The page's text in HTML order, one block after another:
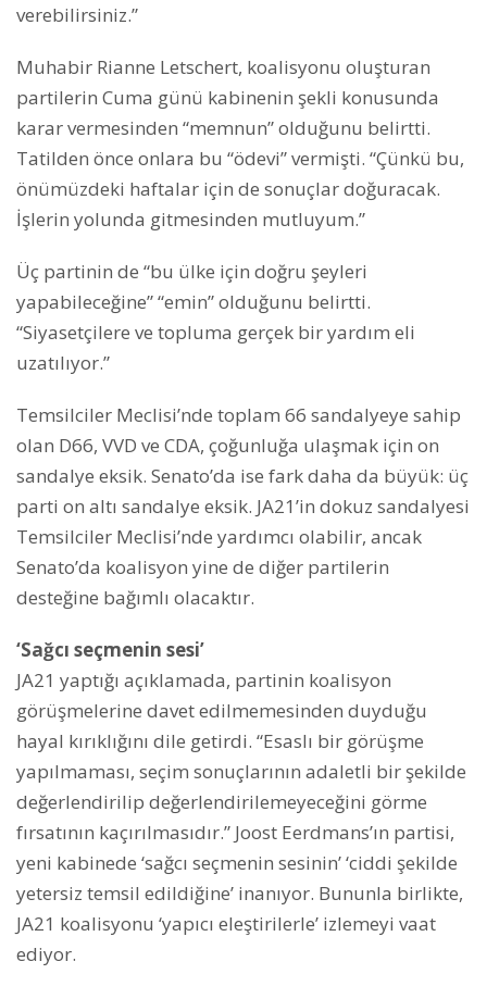
verebilirsiniz.”
Muhabir Rianne Letschert, koalisyonu oluşturan
partilerin Cuma günü kabinenin şekli konusunda
karar vermesinden “memnun” olduğunu belirtti.
Tatilden önce onlara bu “ödevi” vermişti. “Çünkü bu,
önümüzdeki haftalar için de sonuçlar doğuracak.
İşlerin yolunda gitmesinden mutluyum.”
Üç partinin de “bu ülke için doğru şeyleri
yapabileceğine” “emin” olduğunu belirtti.
“Siyasetçilere ve topluma gerçek bir yardım eli
uzatılıyor.”
Temsilciler Meclisi’nde toplam 66 sandalyeye sahip
olan D66, VVD ve CDA, çoğunluğa ulaşmak için on
sandalye eksik. Senato’da ise fark daha da büyük: üç
parti on altı sandalye eksik. JA21’in dokuz sandalyesi
Temsilciler Meclisi’nde yardımcı olabilir, ancak
Senato’da koalisyon yine de diğer partilerin
desteğine bağımlı olacaktır.
‘Sağcı seçmenin sesi’
JA21 yaptığı açıklamada, partinin koalisyon
görüşmelerine davet edilmemesinden duyduğu
hayal kırıklığını dile getirdi. “Esaslı bir görüşme
yapılmaması, seçim sonuçlarının adaletli bir şekilde
değerlendirilip değerlendirilemeyeceğini görme
fırsatının kaçırılmasıdır.” Joost Eerdmans’ın partisi,
yeni kabinede ‘sağcı seçmenin sesinin’ ‘ciddi şekilde
yetersiz temsil edildiğine’ inanıyor. Bununla birlikte,
JA21 koalisyonu ‘yapıcı eleştirilerle’ izlemeyi vaat
ediyor.